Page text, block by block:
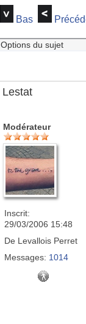
Bas
Lestat
Modérateur
Inscrit:
29/03/2006 15:48
De Levallois Perret
Messages: 1014